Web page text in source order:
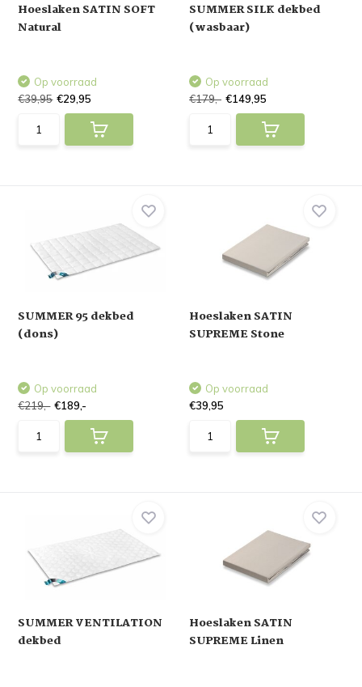
Hoeslaken SATIN SOFT
Natural
Op voorraad
€39,95 €29,95
SUMMER SILK dekbed
(wasbaar)
Op voorraad
€179,- €149,95
SUMMER 95 dekbed
(dons)
Op voorraad
€219,- €189,-
Hoeslaken SATIN
SUPREME Stone
Op voorraad
€39,95
SUMMER VENTILATION
dekbed
Hoeslaken SATIN
SUPREME Linen